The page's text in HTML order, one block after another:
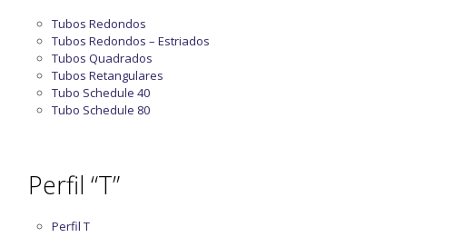
Tubos Redondos
Tubos Redondos – Estriados
Tubos Quadrados
Tubos Retangulares
Tubo Schedule 40
Tubo Schedule 80
Perfil “T”
Perfil T